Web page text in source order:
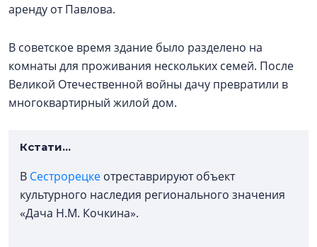
аренду от Павлова.
В советское время здание было разделено на
комнаты для проживания нескольких семей. После
Великой Отечественной войны дачу превратили в
многоквартирный жилой дом.
Кстати...
В Сестрорецке отреставрируют объект
культурного наследия регионального значения
«Дача Н.М. Кочкина».